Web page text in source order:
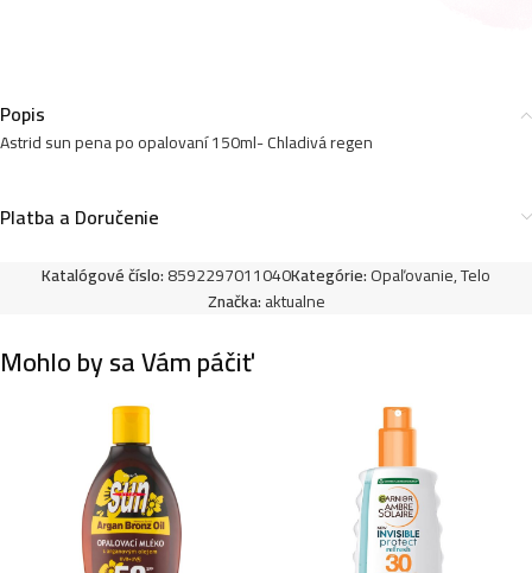
Astrid sun olej na opalovanie suchý sprej 150ml-
Astrid sun kids krém na opalovanie sprej 150ml-
8,49€
Popis
Astrid sun pena po opalovaní 150ml- Chladivá regen
Platba a Doručenie
Katalógové číslo:8592297011040Kategórie:Opaľovanie,Telo
Značka:aktualne
Mohlo by sa Vám páčiť